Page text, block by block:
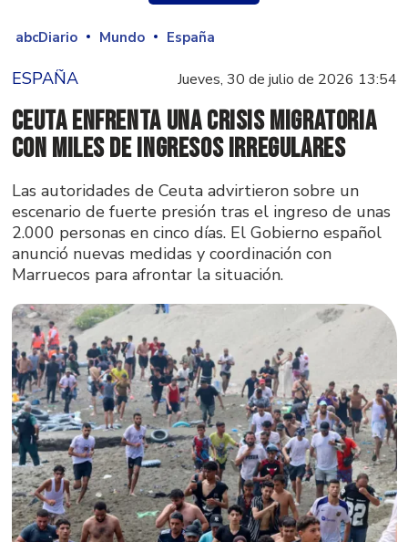
abcDiario Mundo España
ESPAÑA Jueves, 30 de julio de 2026 13:54
Ceuta enfrenta una crisis migratoria
con miles de ingresos irregulares
Las autoridades de Ceuta advirtieron sobre un
escenario de fuerte presión tras el ingreso de unas
2.000 personas en cinco días. El Gobierno español
anunció nuevas medidas y coordinación con
Marruecos para afrontar la situación.